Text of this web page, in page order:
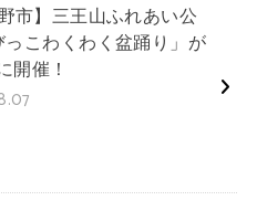
野市】三王山ふれあい公
っこわくわく盆踊り」が
開催！